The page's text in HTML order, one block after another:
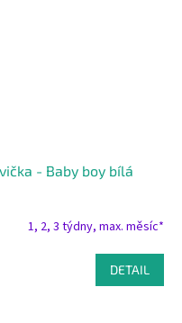
- Baby boy bílá
1, 2, 3 týdny, max. měsíc*
DETAIL